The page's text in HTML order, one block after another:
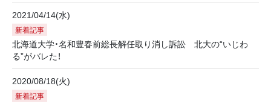
2021/04/14(水)
新着記事
北海道大学・名和豊春前総長解任取り消し訴訟 北大の“いじわ
る”がバレた！
2020/08/18(火)
新着記事